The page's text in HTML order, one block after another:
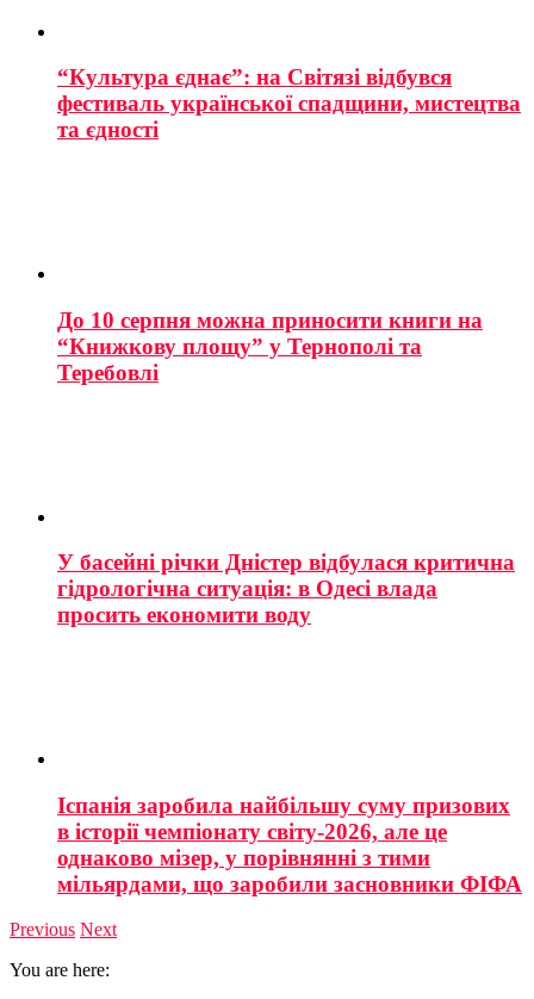
“Культура єднає”: на Світязі відбувся
фестиваль української спадщини, мистецтва
та єдності
До 10 серпня можна приносити книги на
“Книжкову площу” у Тернополі та
Теребовлі
У басейні річки Дністер відбулася критична
гідрологічна ситуація: в Одесі влада
просить економити воду
Іспанія заробила найбільшу суму призових
в історії чемпіонату світу-2026, але це
однаково мізер, у порівнянні з тими
мільярдами, що заробили засновники ФІФА
Previous Next
You are here: